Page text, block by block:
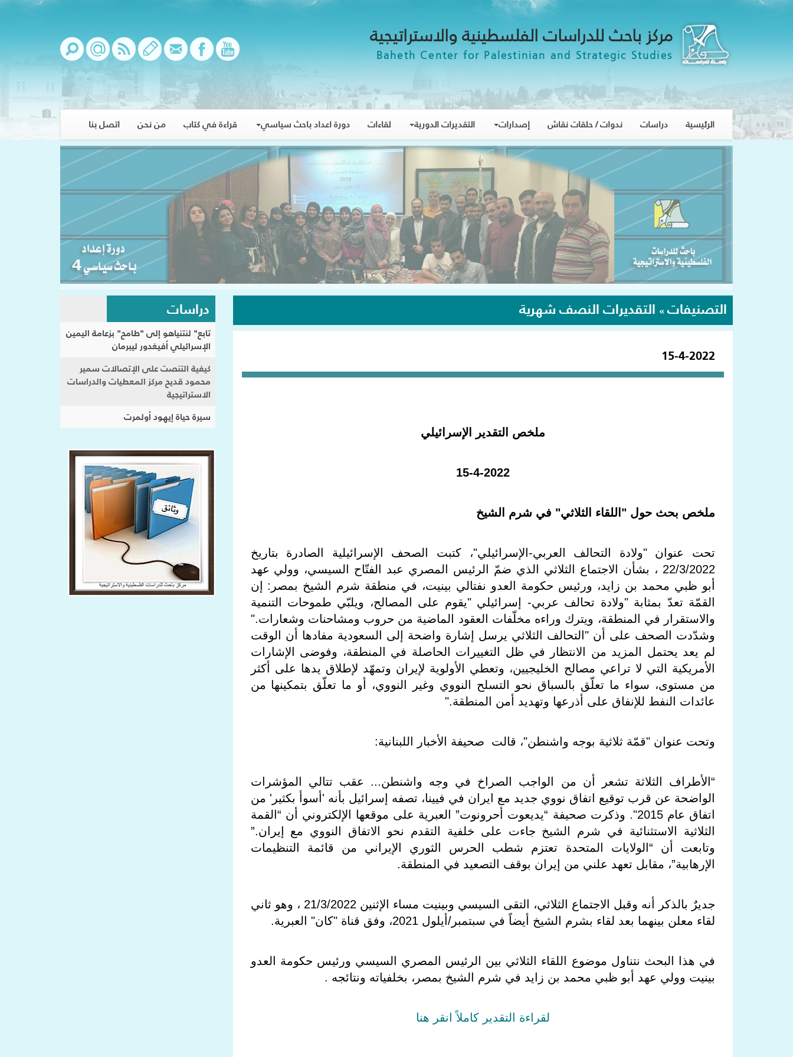
مركز باحث للدراسات الفلسطينية والاستراتيجية
Baheth Center for Palestinian and Strategic Studies
الرئيسية دراسات ندوات / حلقات نقاش إصدارات التقديرات الدورية لقاءات دورة اعداد باحث سياسي قراءة في كتاب من نحن اتصل بنا
التصنيفات » التقديرات النصف شهرية
15-4-2022
ملخص التقدير الإسرائيلي
15-4-2022
ملخص بحث حول "اللقاء الثلاثي" في شرم الشيخ
تحت عنوان "ولادة التحالف العربي-الإسرائيلي"، كتبت الصحف الإسرائيلية الصادرة بتاريخ
22/3/2022 ، بشأن الاجتماع الثلاثي الذي ضمّ الرئيس المصري عبد الفتّاح السيسي، وولي عهد
أبو ظبي محمد بن زايد، ورئيس حكومة العدو نفتالي بينيت، في منطقة شرم الشيخ بمصر: إن
القمّة تعدّ بمثابة "ولادة تحالف عربي- إسرائيلي "يقوم على المصالح، ويلبّي طموحات التنمية
والاستقرار في المنطقة، ويترك وراءه مخلّفات العقود الماضية من حروب ومشاحنات وشعارات".
وشدّدت الصحف على أن "التحالف الثلاثي يرسل إشارة واضحة إلى السعودية مفادها أن الوقت
لم يعد يحتمل المزيد من الانتظار في ظل التغييرات الحاصلة في المنطقة، وفوضى الإشارات
الأمريكية التي لا تراعي مصالح الخليجيين، وتعطي الأولوية لإيران وتمهّد لإطلاق يدها على أكثر
من مستوى، سواء ما تعلّق بالسباق نحو التسلح النووي وغير النووي، أو ما تعلّق بتمكينها من
عائدات النفط للإنفاق على أذرعها وتهديد أمن المنطقة".
وتحت عنوان "قمّة ثلاثية بوجه واشنطن"، قالت صحيفة الأخبار اللبنانية:
“ الأطراف الثلاثة تشعر أن من الواجب الصراخ في وجه واشنطن... عقب تتالي المؤشرات
الواضحة عن قرب توقيع اتفاق نووي جديد مع ايران في فيينا، تصفه إسرائيل بأنه 'أسوأ بكثير' من
اتفاق عام 2015". وذكرت صحيفة “يديعوت أحرونوت” العبرية على موقعها الإلكتروني أن “القمة
الثلاثية الاستثنائية في شرم الشيخ جاءت على خلفية التقدم نحو الاتفاق النووي مع إيران”.
وتابعت أن “الولايات المتحدة تعتزم شطب الحرس الثوري الإيراني من قائمة التنظيمات
الإرهابية”، مقابل تعهد علني من إيران بوقف التصعيد في المنطقة.
جديرٌ بالذكر أنه وقبل الاجتماع الثلاثي، التقى السيسي وبينيت مساء الإثنين 21/3/2022 ، وهو ثاني
لقاء معلن بينهما بعد لقاء بشرم الشيخ أيضاً في سبتمبر/أيلول 2021، وفق قناة "كان" العبرية.
في هذا البحث نتناول موضوع اللقاء الثلاثي بين الرئيس المصري السيسي ورئيس حكومة العدو
بينيت وولي عهد أبو ظبي محمد بن زايد في شرم الشيخ بمصر، بخلفياته ونتائجه .
لقراءة التقدير كاملاً انقر هنا
دراسات
تابع" لنتنياهو إلى "طامح" بزعامة اليمين
الإسرائيلي أفيغدور ليبرمان
كيفية التنصت على الإتصالات سمير
محمود قديح مركز المعطيات والدراسات
الاستراتيجية
سيرة حياة إيهود أولمرت